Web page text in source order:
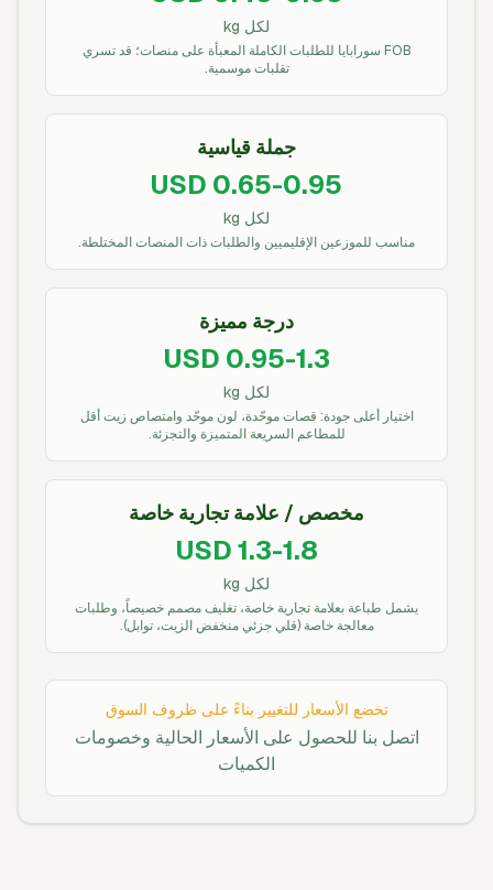
لكل kg
FOB سورابايا للطلبات الكاملة المعبأة على منصات؛ قد تسري
تقلبات موسمية.
جملة قياسية
USD 0.65-0.95
لكل kg
مناسب للموزعين الإقليميين والطلبات ذات المنصات المختلطة.
درجة مميزة
USD 0.95-1.3
لكل kg
اختيار أعلى جودة: قصات موحّدة، لون موحّد وامتصاص زيت أقل
للمطاعم السريعة المتميزة والتجزئة.
مخصص / علامة تجارية خاصة
USD 1.3-1.8
لكل kg
يشمل طباعة بعلامة تجارية خاصة، تغليف مصمم خصيصاً، وطلبات
معالجة خاصة (قلي جزئي منخفض الزيت، توابل).
تخضع الأسعار للتغيير بناءً على ظروف السوق
اتصل بنا للحصول على الأسعار الحالية وخصومات
الكميات